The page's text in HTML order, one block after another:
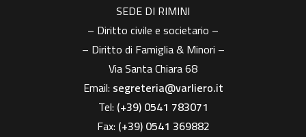
SEDE DI RIMINI
– Diritto civile e societario –
– Diritto di Famiglia & Minori –
Via Santa Chiara 68
Email: segreteria@varliero.it
Tel: (+39) 0541 783071
Fax: (+39)0541 369882